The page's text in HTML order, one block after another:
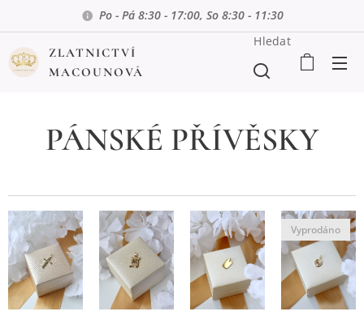
Po - Pá 8:30 - 17:00, So 8:30 - 11:30
ZLATNICTVÍ
MACOUNOVÁ
Hledat
PÁNSKÉ PŘÍVĚSKY
Vyprodáno